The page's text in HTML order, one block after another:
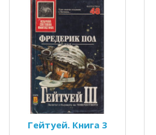
Гейтуей. Книга 3